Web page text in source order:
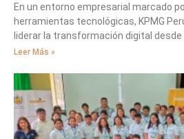
En un entorno empresarial marcado
herramientas tecnológicas, KPMG
liderar la transformación digital desde
Leer Más »